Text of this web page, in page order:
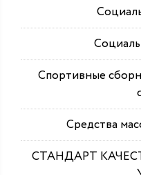
Спортивные
Средства
СТАНДАРТ